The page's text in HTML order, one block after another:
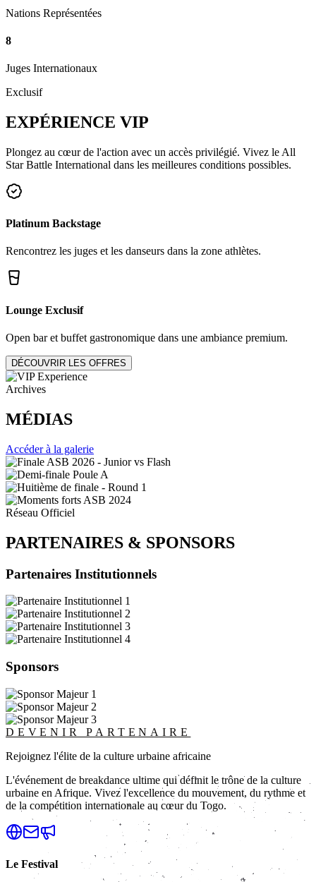
Nations Représentées
8
Juges Internationaux
Exclusif
EXPÉRIENCE VIP
Plongez au cœur de l'action avec un accès privilégié. Vivez le All
Star Battle International dans les meilleures conditions possibles.
Platinum Backstage
Rencontrez les juges et les danseurs dans la zone athlètes.
Lounge Exclusif
Open bar et buffet gastronomique dans une ambiance premium.
DÉCOUVRIR LES OFFRES
Archives
MÉDIAS
Accéder à la galerie
Réseau Officiel
PARTENAIRES & SPONSORS
Partenaires Institutionnels
Sponsors
DEVENIR PARTENAIRE
Rejoignez l'élite de la culture urbaine africaine
L'événement de breakdance ultime qui définit le trône de la culture
urbaine en Afrique. Vivez l'excellence du mouvement, du rythme et
de la compétition internationale au cœur du Togo.
Le Festival